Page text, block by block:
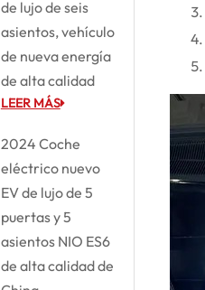
de lujo de seis
asientos, vehículo
de nueva energía
de alta calidad
LEER MÁS
2024 Coche
eléctrico nuevo
EV de lujo de 5
puertas y 5
asientos NIO ES6
de alta calidad de